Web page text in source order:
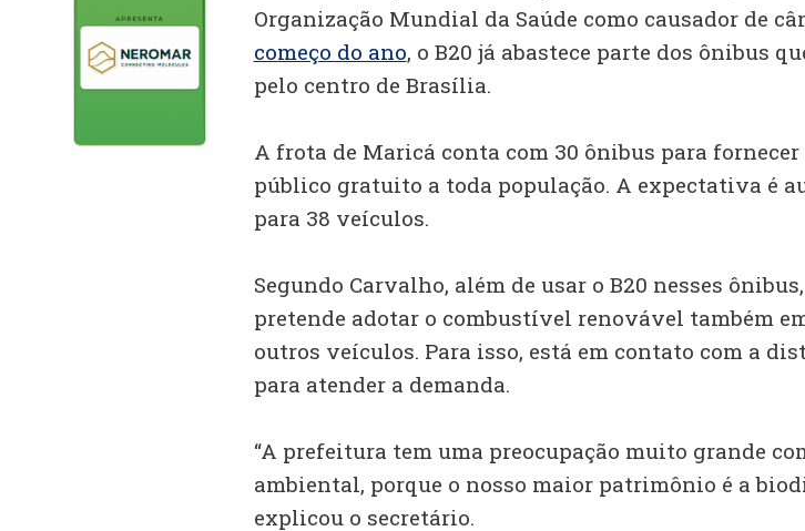
Organização Mundial da Saúde como causador de
começo do ano, o B20 já abastece parte dos ônibus
pelo centro de Brasília.
A frota de Maricá conta com 30 ônibus para
público gratuito a toda população. A expectativa é
para 38 veículos.
Segundo Carvalho, além de usar o B20 nesses
pretende adotar o combustível renovável também
outros veículos. Para isso, está em contato com a
para atender a demanda.
“A prefeitura tem uma preocupação muito grande
ambiental, porque o nosso maior patrimônio é a
explicou o secretário.